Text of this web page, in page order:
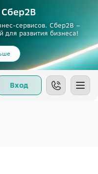
сервисов. Сбер2В –
развития бизнеса!
Вход